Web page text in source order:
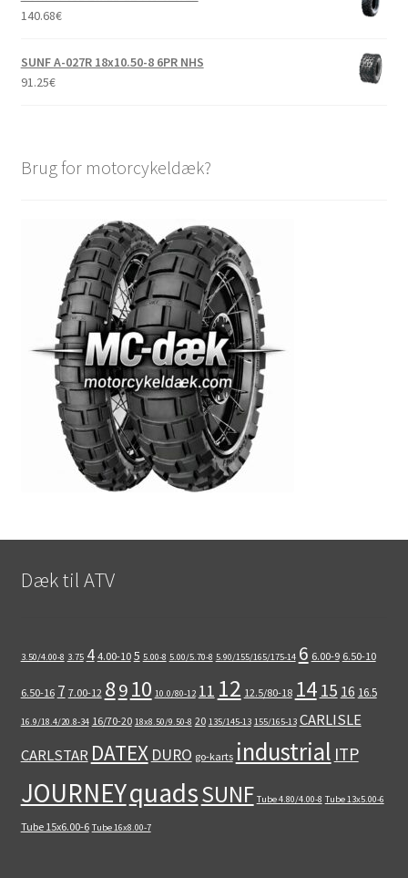
140.68€
SUNF A-027R 18x10.50-8 6PR NHS
91.25€
Brug for motorcykeldæk?
Dæk til ATV
3.50/4.00-8 3.75 4 4.00-10 5 5.00-8 5.00/5.70-8 5.90/155/165/175-14 6 6.00-9 6.50-10
6.50-16 7 7.00-12 89 10 10.0/80-12 11 12 12.5/80-18 14 15 16 16.5
16.9/18.4/20.8-34 16/70-20 18x8.50/9.50-8 20 135/145-13 155/165-13 CARLISLE
CARLSTAR DATEX DURO go-karts industrial ITP
JOURNEYquadsSUNF Tube 4.80/4.00-8 Tube 13x5.00-6
Tube 15x6.00-6 Tube 16x8.00-7